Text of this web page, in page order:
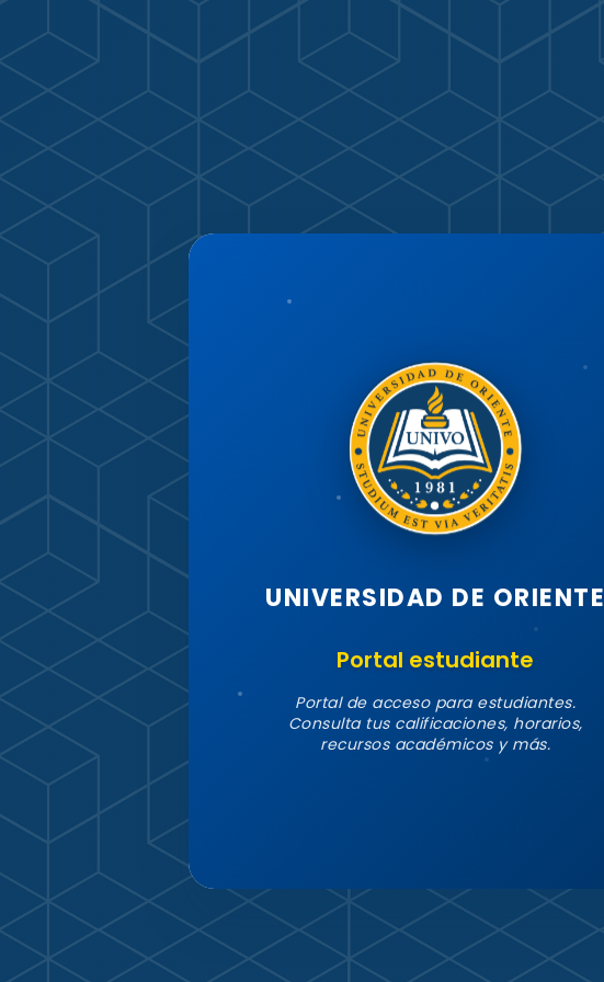
UNIVERSIDAD DE ORIENTE
Portal estudiante
Portal de acceso para estudiantes.
Consulta tus calificaciones, horarios,
recursos académicos y más.